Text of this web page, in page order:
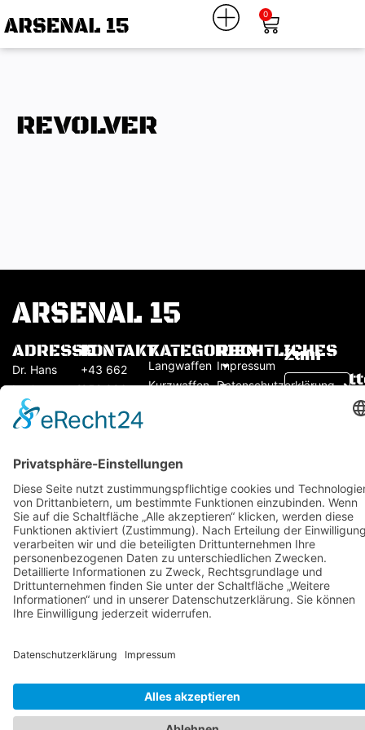
0
REVOLVER
ADRESSE
Dr. Hans
Lechnerstraße
6
A-5071 Wals
KONTAKT
+43 662
852 396
office@arsenal15.at
KATEGORIEN
Langwaffen
Kurzwaffen
Zubehör
RECHTLICHES
Impressum
Datenschutzerklärung
Designed by Seofox